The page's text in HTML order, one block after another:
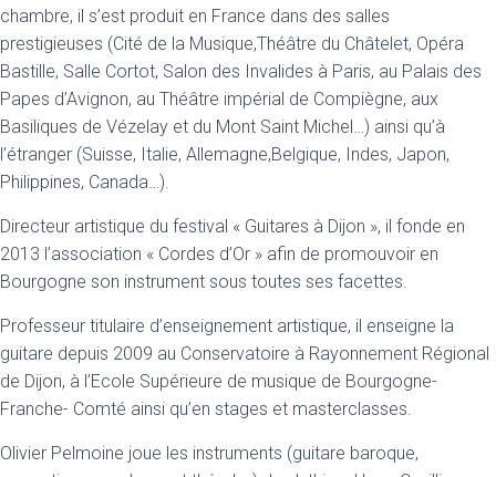
chambre, il s’est produit en France dans des salles
prestigieuses (Cité de la Musique,Théâtre du Châtelet, Opéra
Bastille, Salle Cortot, Salon des Invalides à Paris, au Palais des
Papes d’Avignon, au Théâtre impérial de Compiègne, aux
Basiliques de Vézelay et du Mont Saint Michel…) ainsi qu’à
l’étranger (Suisse, Italie, Allemagne,Belgique, Indes, Japon,
Philippines, Canada…).
Directeur artistique du festival « Guitares à Dijon », il fonde en
2013 l’association « Cordes d’Or » afin de promouvoir en
Bourgogne son instrument sous toutes ses facettes.
Professeur titulaire d’enseignement artistique, il enseigne la
guitare depuis 2009 au Conservatoire à Rayonnement Régional
de Dijon, à l’Ecole Supérieure de musique de Bourgogne-
Franche- Comté ainsi qu’en stages et masterclasses.
Olivier Pelmoine joue les instruments (guitare baroque,